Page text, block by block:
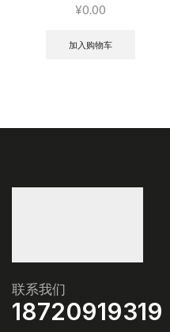
¥0.00
加入购物车
联系我们
18720919319